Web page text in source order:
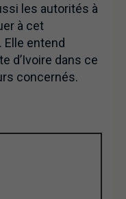
les autorités à
à cet
entend
d’Ivoire dans ce
concernés.